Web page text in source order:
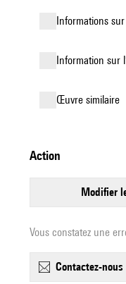
informations
Information sur
œuvre similaire
action
modifier
Vous constatez une
contactez-nous